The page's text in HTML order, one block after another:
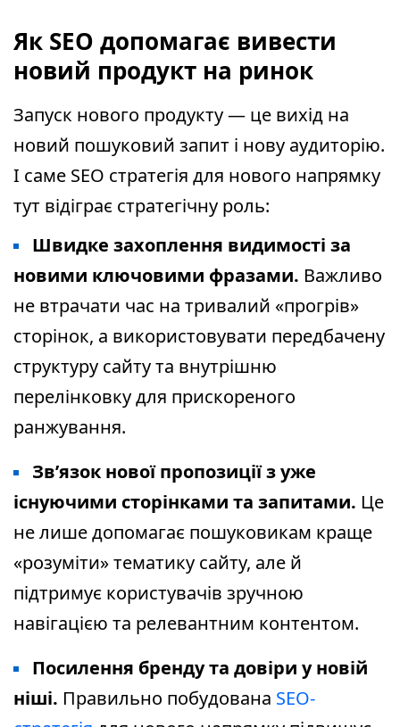
Як SEO допомагає вивести
новий продукт на ринок
Запуск нового продукту — це вихід на
новий пошуковий запит і нову аудиторію.
І саме SEO стратегія для нового напрямку
тут відіграє стратегічну роль:
Швидке захоплення видимості за
новими ключовими фразами. Важливо
не втрачати час на тривалий «прогрів»
сторінок, а використовувати передбачену
структуру сайту та внутрішню
перелінковку для прискореного
ранжування.
Зв’язок нової пропозиції з уже
існуючими сторінками та запитами. Це
не лише допомагає пошуковикам краще
«розуміти» тематику сайту, але й
підтримує користувачів зручною
навігацією та релевантним контентом.
Посилення бренду та довіри у новій
ніші. Правильно побудована SEO-